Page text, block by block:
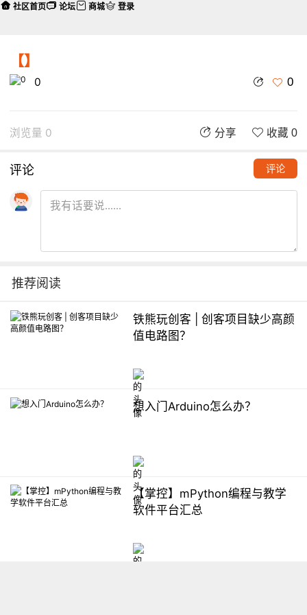
【】
0 0
浏览量 0 分享 收藏 0
评论 评论
推荐阅读
铁熊玩创客 | 创客项目缺少高颜
值电路图？
想入门Arduino怎么办？
【掌控】mPython编程与教学
软件平台汇总
社区首页 论坛 商城 登录